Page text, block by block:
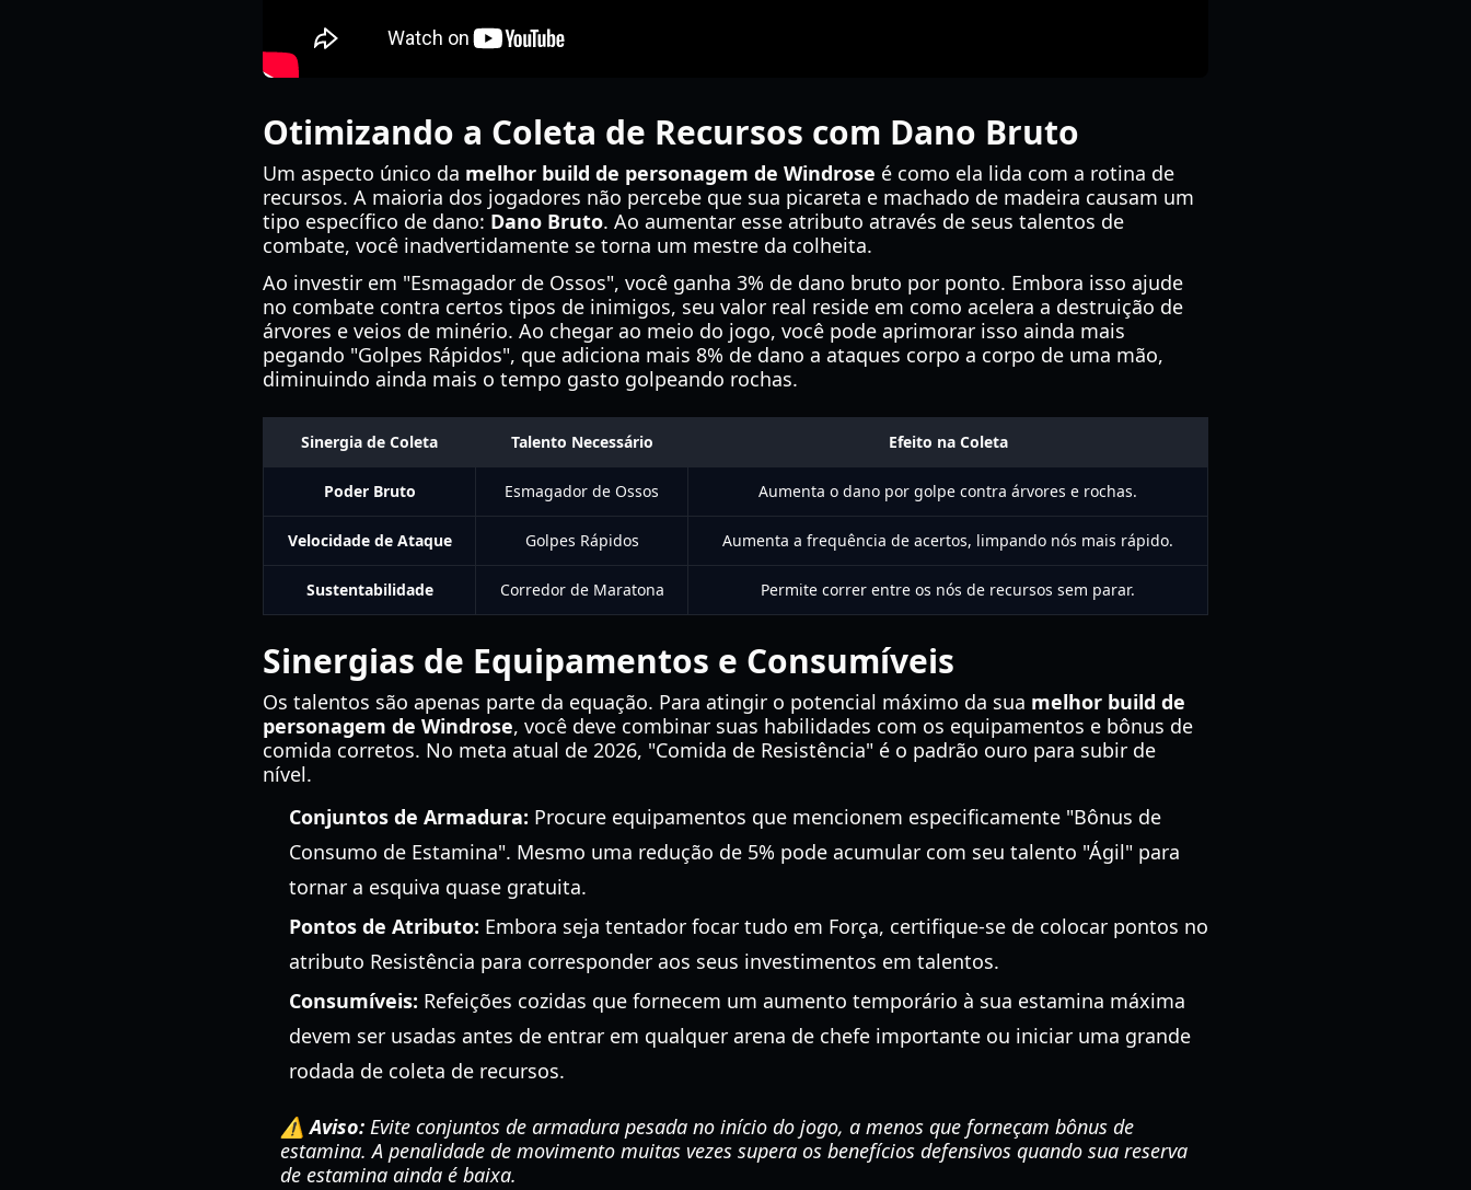
Otimizando a Coleta de Recursos com Dano Bruto
Um aspecto único da melhor build de personagem de Windrose é como ela lida com a rotina de
recursos. A maioria dos jogadores não percebe que sua picareta e machado de madeira causam um
tipo específico de dano: Dano Bruto. Ao aumentar esse atributo através de seus talentos de
combate, você inadvertidamente se torna um mestre da colheita.
Ao investir em "Esmagador de Ossos", você ganha 3% de dano bruto por ponto. Embora isso ajude
no combate contra certos tipos de inimigos, seu valor real reside em como acelera a destruição de
árvores e veios de minério. Ao chegar ao meio do jogo, você pode aprimorar isso ainda mais
pegando "Golpes Rápidos", que adiciona mais 8% de dano a ataques corpo a corpo de uma mão,
diminuindo ainda mais o tempo gasto golpeando rochas.
Sinergia de Coleta Talento Necessário Efeito na Coleta
Poder Bruto Esmagador de Ossos Aumenta o dano por golpe contra árvores e rochas.
Velocidade de Ataque Golpes Rápidos Aumenta a frequência de acertos, limpando nós mais rápido.
Sustentabilidade Corredor de Maratona Permite correr entre os nós de recursos sem parar.
Sinergias de Equipamentos e Consumíveis
Os talentos são apenas parte da equação. Para atingir o potencial máximo da sua melhor build de
personagem de Windrose, você deve combinar suas habilidades com os equipamentos e bônus de
comida corretos. No meta atual de 2026, "Comida de Resistência" é o padrão ouro para subir de
nível.
Conjuntos de Armadura: Procure equipamentos que mencionem especificamente "Bônus de
Consumo de Estamina". Mesmo uma redução de 5% pode acumular com seu talento "Ágil" para
tornar a esquiva quase gratuita.
Pontos de Atributo: Embora seja tentador focar tudo em Força, certifique-se de colocar pontos no
atributo Resistência para corresponder aos seus investimentos em talentos.
Consumíveis: Refeições cozidas que fornecem um aumento temporário à sua estamina máxima
devem ser usadas antes de entrar em qualquer arena de chefe importante ou iniciar uma grande
rodada de coleta de recursos.
⚠️ Aviso: Evite conjuntos de armadura pesada no início do jogo, a menos que forneçam bônus de
estamina. A penalidade de movimento muitas vezes supera os benefícios defensivos quando sua reserva
de estamina ainda é baixa.